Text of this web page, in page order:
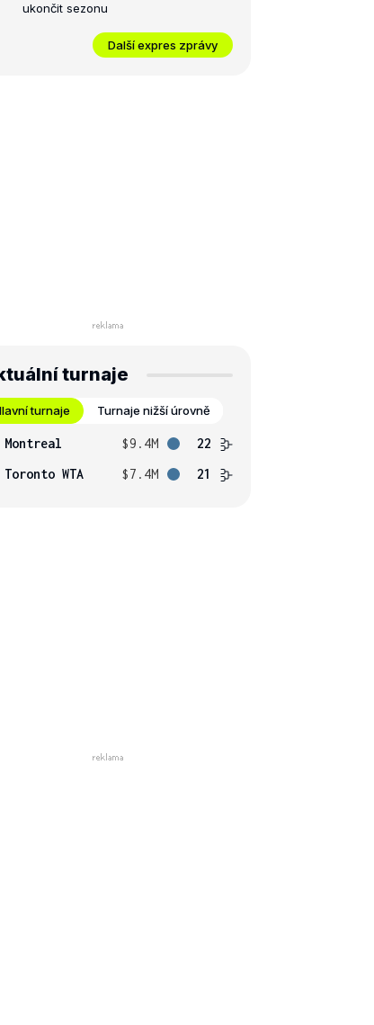
ukončit sezonu
Další expres zprávy
turnaje
turnaje Turnaje nižší úrovně
Montreal $9.4M
22
Toronto WTA
$7.4M 21